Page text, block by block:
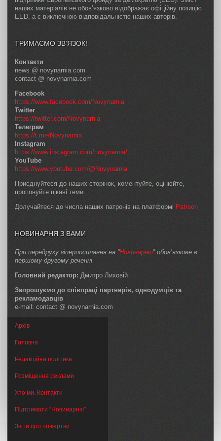
наших матеріалів не обов’язково відображає офіційну позицію
EED, а є виключною відповідальністю наших авторів.
ТРИМАЄМО ЗВ’ЯЗОК!
Контакти
news @ novynarnia.com
contact @ novynarnia.com
Facebook
https://www.facebook.com/Novynarnia
Twitter
https://twitter.com/Novynarnia
Телеграм
https://t.me/Novynarnia
Instagram
https://www.instagram.com/novynarnia/
YouTube
https://www.youtube.com/@Novynarnia
Приєднуйтеся до наших сторінок, коментуйте, оцінюйте,
пропонуйте цікаві теми.
Долучайтеся до числа наших патронів на платформі Patreon
НОВИНАРНЯ З ВАМИ
При передруку гіперпосилання на “Новинарню” обов’язкове в
першому-другому реченні
Головний редактор: Дмитро Лиховій
Запрошуємо до співпраці партнерів, однодумців та
рекламодавців
e-mail: contact @ novynarnia.com
Архів
Головна
Редакційна політика
Розміщення реклами
Хто ми. Контакти
Підтримати “Новинарню”
Звіти про пожертви